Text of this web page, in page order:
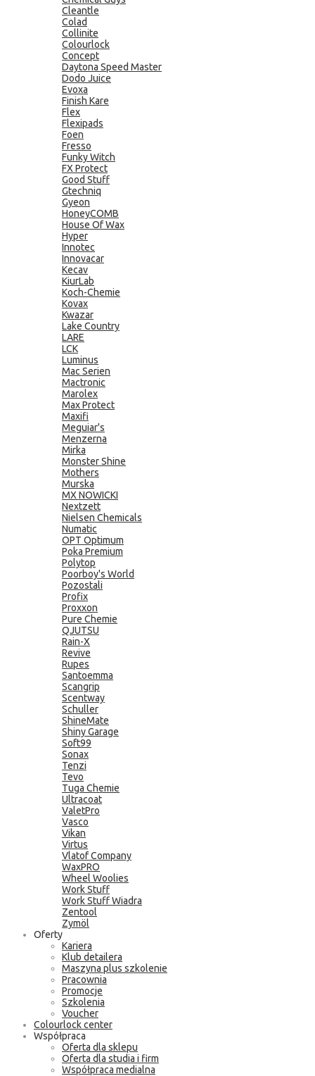
Cleantle
Colad
Collinite
Colourlock
Concept
Daytona Speed Master
Dodo Juice
Evoxa
Finish Kare
Flex
Flexipads
Foen
Fresso
Funky Witch
FX Protect
Good Stuff
Gtechniq
Gyeon
HoneyCOMB
House Of Wax
Hyper
Innotec
Innovacar
Kecav
KiurLab
Koch-Chemie
Kovax
Kwazar
Lake Country
LARE
LCK
Luminus
Mac Serien
Mactronic
Marolex
Max Protect
Maxifi
Meguiar's
Menzerna
Mirka
Monster Shine
Mothers
Murska
MX NOWICKI
Nextzett
Nielsen Chemicals
Numatic
OPT Optimum
Poka Premium
Polytop
Poorboy's World
Pozostali
Profix
Proxxon
Pure Chemie
QJUTSU
Rain-X
Revive
Rupes
Santoemma
Scangrip
Scentway
Schuller
ShineMate
Shiny Garage
Soft99
Sonax
Tenzi
Tevo
Tuga Chemie
Ultracoat
ValetPro
Vasco
Vikan
Virtus
Vlatof Company
WaxPRO
Wheel Woolies
Work Stuff
Work Stuff Wiadra
Zentool
Zymöl
Oferty
Kariera
Klub detailera
Maszyna plus szkolenie
Pracownia
Promocje
Szkolenia
Voucher
Colourlock center
Współpraca
Oferta dla sklepu
Oferta dla studia i firm
Współpraca medialna